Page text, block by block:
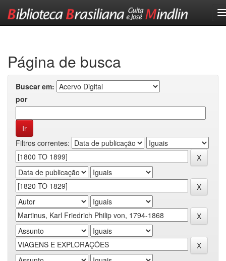
Página de busca
Buscar em:
por
Filtros correntes: